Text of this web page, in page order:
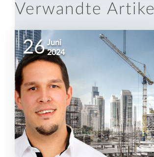
Verwandte Artikel
26 Juni
2024